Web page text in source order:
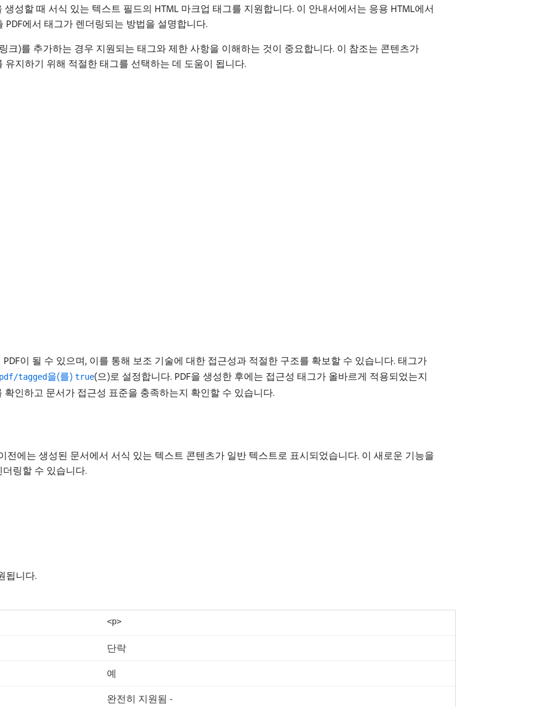
생성할 때 서식 있는 텍스트 필드의 HTML 마크업 태그를 지원합니다. 이 안내서에서는 응용 HTML에서
에서 태그가 렌더링되는 방법을 설명합니다.
크)를 추가하는 경우 지원되는 태그와 제한 사항을 이해하는 것이 중요합니다. 이 참조는 콘텐츠가
지하기 위해 적절한 태그를 선택하는 데 도움이 됩니다.
PDF이 될 수 있으며, 이를 통해 보조 기술에 대한 접근성과 적절한 구조를 확보할 수 있습니다. 태그가
tagged을(를) true(으)로 설정합니다. PDF을 생성한 후에는 접근성 태그가 올바르게 적용되었는지
확인하고 문서가 접근성 표준을 충족하는지 확인할 수 있습니다.
전에는 생성된 문서에서 서식 있는 텍스트 콘텐츠가 일반 텍스트로 표시되었습니다. 이 새로운 기능을
링할 수 있습니다.
됩니다.
<p>
단락
예
완전히 지원됨 -